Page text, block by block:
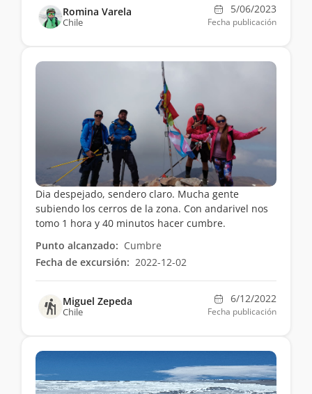
Romina Varela
Chile
5/06/2023
Fecha publicación
Dia despejado, sendero claro. Mucha gente
subiendo los cerros de la zona. Con andarivel nos
tomo 1 hora y 40 minutos hacer cumbre.
Punto alcanzado: Cumbre
Fecha de excursión: 2022-12-02
Miguel Zepeda
Chile
6/12/2022
Fecha publicación